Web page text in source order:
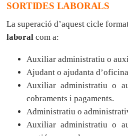
SORTIDES LABORALS
La superació d’aquest cicle
laboral com a:
Auxiliar administratiu o
Ajudant o ajudanta
Auxiliar administratiu o
cobraments i pagaments.
Administratiu o
Auxiliar administratiu o